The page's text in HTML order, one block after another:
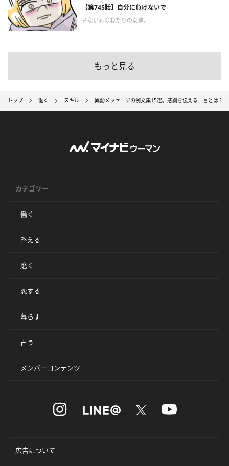
【第745話】自分に負けないで
＃ないものねだりの女達。
もっと見る
トップ 働く スキル 異動メッセージの例文集15選。感謝を伝える一言とは？
カテゴリー
働く
整える
磨く
恋する
暮らす
占う
メンバーコンテンツ
広告について